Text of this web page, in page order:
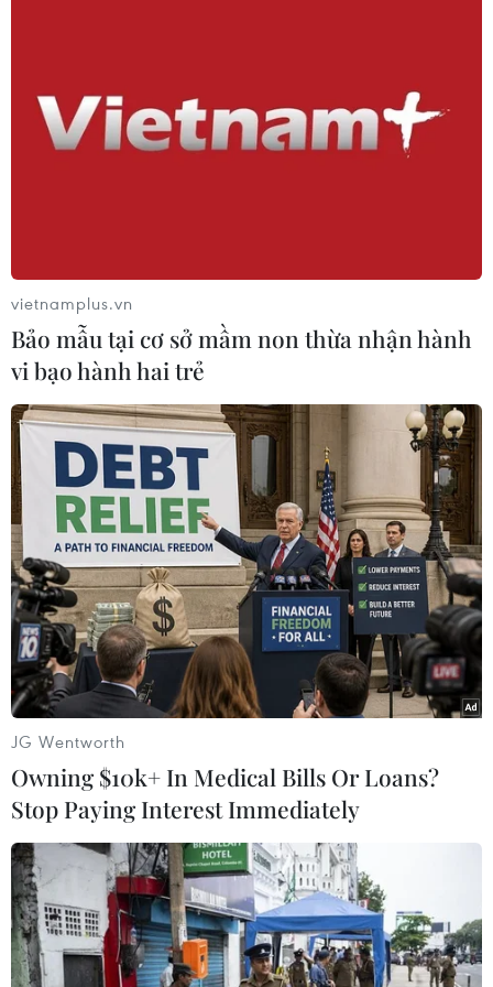
TIN LIÊN QUAN
Nga giữ vững lập trường về điều kiện của
Sáng kiến Ngũ cốc Biển Đen
17/05/2023 04:50
Người phát ngôn Bộ Ngoại giao Nga tuyên bố Moskva
sẽ không thay đổi lập trường đối với việc các bên liên
quan tuân thủ tất cả những điều kiện của thỏa thuận
Sáng kiến ngũ cốc Biển Đen.
vietnamplus.vn
Bảo mẫu tại cơ sở mầm non thừa nhận hành
vi bạo hành hai trẻ
JG Wentworth
Owning $10k+ In Medical Bills Or Loans?
Stop Paying Interest Immediately